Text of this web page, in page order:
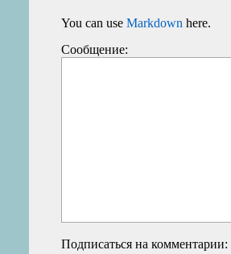
You can useMarkdown here.
Сообщение:
Подписаться на комментарии: